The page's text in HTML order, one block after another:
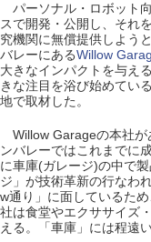
パーソナル・ロボット
スで開発・公開し、それ
究機関に無償提供しよう
バレーにあるWillow
大きなインパクトを与え
きな注目を浴び始めてい
地で取材した。
Willow Garageの本社が
ンバレーではこれまでに
に車庫(ガレージ)の中で
ジ」が技術革新の行なわ
w通り」に面しているた
社は食堂やエクササイズ
える。「車庫」には程遠い